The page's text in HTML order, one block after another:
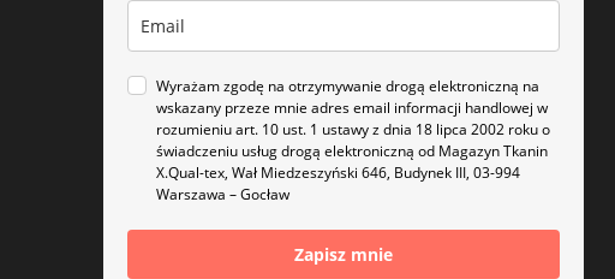
Wyrażam zgodę na otrzymywanie drogą elektroniczną na
wskazany przeze mnie adres email informacji handlowej w
rozumieniu art. 10 ust. 1 ustawy z dnia 18 lipca 2002 roku o
świadczeniu usług drogą elektroniczną od Magazyn Tkanin
X.Qual-tex, Wał Miedzeszyński 646, Budynek III, 03-994
Warszawa – Gocław
Zapisz mnie